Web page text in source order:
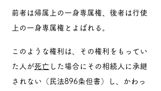
前者は帰属上の一身専属権、後者は行使
上の一身専属権とよばれる。
このような権利は、その権利をもってい
た人が死亡 した場合にその相続人に承継
されない（民法896条但書）し、かわっ